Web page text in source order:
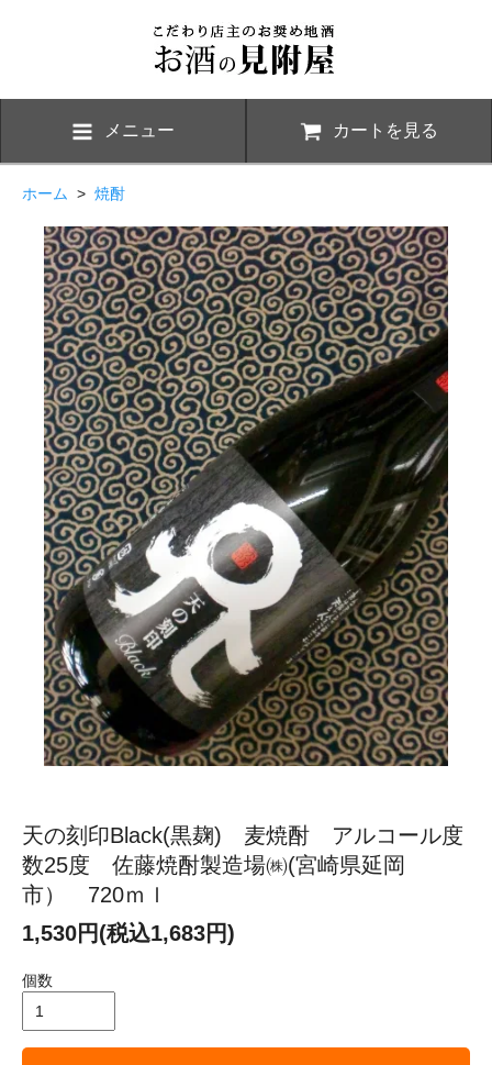
メニュー カートを見る
ホーム > 焼酎
天の刻印Black(黒麹) 麦焼酎 アルコール度
数25度 佐藤焼酎製造場㈱(宮崎県延岡
市） 720ｍｌ
1,530円(税込1,683円)
個数